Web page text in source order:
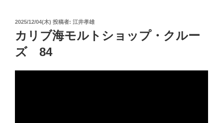
投
日:
2025/12/04(木) 投稿者: 江井孝雄
カリブ海モルトショップ・クルー
ズ 84